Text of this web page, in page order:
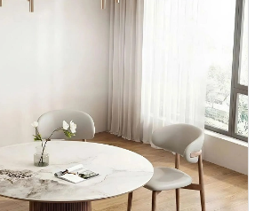
- Sự độc đáo và mới lạ cho không